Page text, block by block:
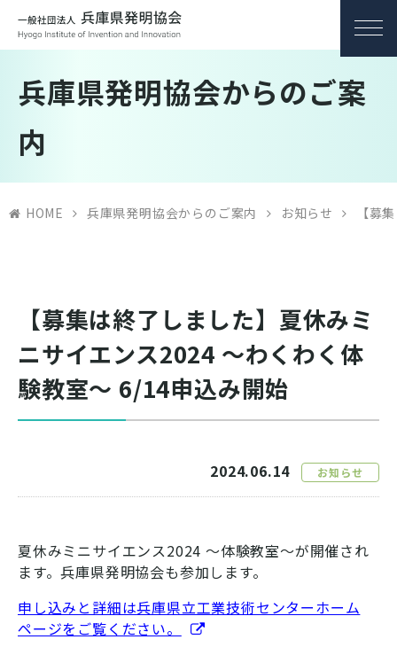
兵庫県発明協会からのご案
内
HOME 兵庫県発明協会からのご案内 お知らせ 【募
【募集は終了しました】夏休みミ
ニサイエンス2024 ～わくわく体
験教室～ 6/14申込み開始
2024.06.14 お知らせ
夏休みミニサイエンス2024 ～体験教室～が開催され
ます。兵庫県発明協会も参加します。
申し込みと詳細は兵庫県立工業技術センターホーム
ページをご覧ください。